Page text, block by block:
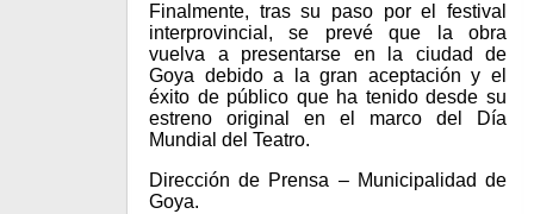
Finalmente, tras su paso por el festival
interprovincial, se prevé que la obra
vuelva a presentarse en la ciudad de
Goya debido a la gran aceptación y el
éxito de público que ha tenido desde su
estreno original en el marco del Día
Mundial del Teatro.
Dirección de Prensa – Municipalidad de
Goya.